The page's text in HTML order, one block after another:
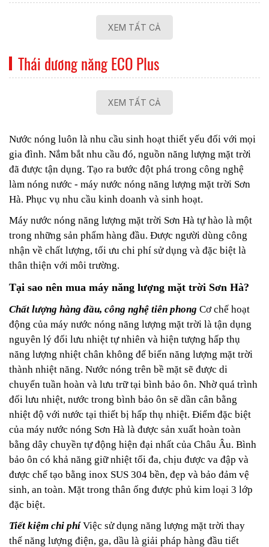
XEM TẤT CẢ
Thái dương năng ECO Plus
XEM TẤT CẢ
Nước nóng luôn là nhu cầu sinh hoạt thiết yếu đối với mọi
gia đình. Nắm bắt nhu cầu đó, nguồn năng lượng mặt trời
đã được tận dụng. Tạo ra bước đột phá trong công nghệ
làm nóng nước - máy nước nóng năng lượng mặt trời Sơn
Hà. Phục vụ nhu cầu kinh doanh và sinh hoạt.
Máy nước nóng năng lượng mặt trời Sơn Hà tự hào là một
trong những sản phẩm hàng đầu. Được người dùng công
nhận về chất lượng, tối ưu chi phí sử dụng và đặc biệt là
thân thiện với môi trường.
Tại sao nên mua máy năng lượng mặt trời Sơn Hà?
Chất lượng hàng đầu, công nghệ tiên phong Cơ chế hoạt
động của máy nước nóng năng lượng mặt trời là tận dụng
nguyên lý đối lưu nhiệt tự nhiên và hiện tượng hấp thụ
năng lượng nhiệt chân không để biến năng lượng mặt trời
thành nhiệt năng. Nước nóng trên bề mặt sẽ được di
chuyển tuần hoàn và lưu trữ tại bình bảo ôn. Nhờ quá trình
đối lưu nhiệt, nước trong bình bảo ôn sẽ dần cân bằng
nhiệt độ với nước tại thiết bị hấp thụ nhiệt. Điểm đặc biệt
của máy nước nóng Sơn Hà là được sản xuất hoàn toàn
bằng dây chuyền tự động hiện đại nhất của Châu Âu. Bình
bảo ôn có khả năng giữ nhiệt tối đa, chịu được va đập và
được chế tạo bằng inox SUS 304 bền, đẹp và bảo đảm vệ
sinh, an toàn. Mặt trong thân ống được phủ kim loại 3 lớp
đặc biệt.
Tiết kiệm chi phí Việc sử dụng năng lượng mặt trời thay
thế năng lượng điện, ga, dầu là giải pháp hàng đầu tiết